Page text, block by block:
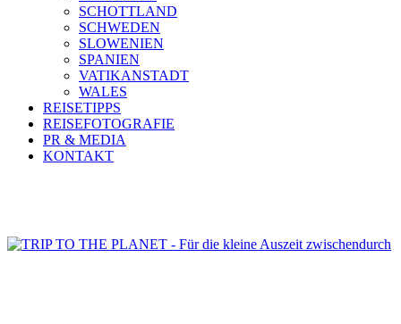
SCHOTTLAND
SCHWEDEN
SLOWENIEN
SPANIEN
VATIKANSTADT
WALES
REISETIPPS
REISEFOTOGRAFIE
PR & MEDIA
KONTAKT